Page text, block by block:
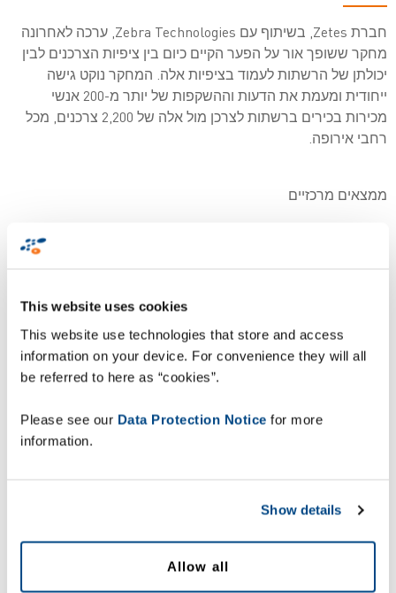
This website uses cookies
This website use technologies that store and access
information on your device. For convenience they will all
be referred to here as “cookies”.
Please see our Data Protection Notice for more
information.
Show details
Allow all
חברת Zetes, בשיתוף עם Zebra Technologies, ערכה לאחרונה
מחקר ששופך אור על הפער הקיים כיום בין ציפיות הצרכנים לבין
יכולתן של הרשתות לעמוד בציפיות אלה. המחקר נוקט גישה
ייחודית ומעמת את הדעות וההשקפות של יותר מ-200 אנשי
מכירות בכירים ברשתות לצרכן מול אלה של 2,200 צרכנים, מכל
רחבי אירופה.
ממצאים מרכזיים
דיוק במלאי הוא גורם מפתח: 87% מהקונים
זמין והם יעזבו את החנות
לקוחות הם חסרי סבלנות: 30% מהצרכנים
לברר אם הפריט שהם רוצים לקנות קיים
מהלקוחות ישקלו שלא לקנות יותר מרשת
מסוימת אם משלוח של מוצרים יגיע באיחור